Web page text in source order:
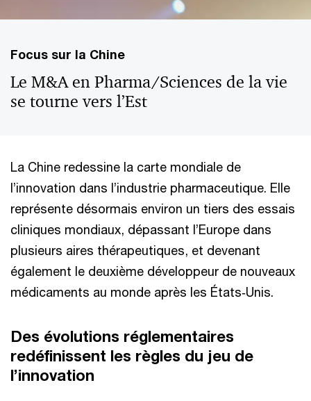
Focus sur la Chine
Le M&A en Pharma/Sciences de la vie
se tourne vers l’Est
La Chine redessine la carte mondiale de
l’innovation dans l’industrie pharmaceutique. Elle
représente désormais environ un tiers des essais
cliniques mondiaux, dépassant l’Europe dans
plusieurs aires thérapeutiques, et devenant
également le deuxième développeur de nouveaux
médicaments au monde après les États‑Unis.
Des évolutions réglementaires
redéfinissent les règles du jeu de
l’innovation